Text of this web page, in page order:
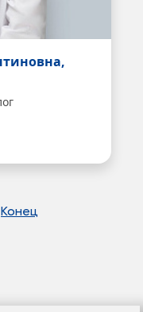
Конец